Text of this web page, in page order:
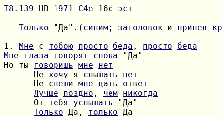
Т8.139 НВ 1971 C4e 16с эст
Только "Да".( синим; заголовок и припев
1. Мне с тобою просто беда , просто
беда
Мне
глаза говорят снова
Но ты
говоришь мне
нет
      Не
хочу я слышать
нет
      Не
спеши мне дать
ответ
Лучше
поздно , чем никогда
      От
тебя услышать
Только Да, только Да